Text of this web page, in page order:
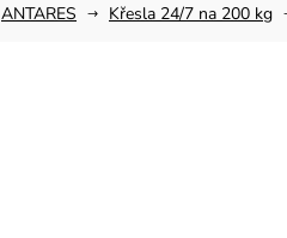
ANTARES Křesla 24/7 na 200 kg